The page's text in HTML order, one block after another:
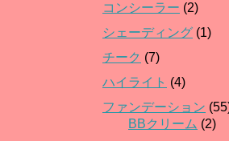
コンシーラー (2)
シェーディング (1)
チーク (7)
ハイライト (4)
ファンデーション
BBクリーム (2)